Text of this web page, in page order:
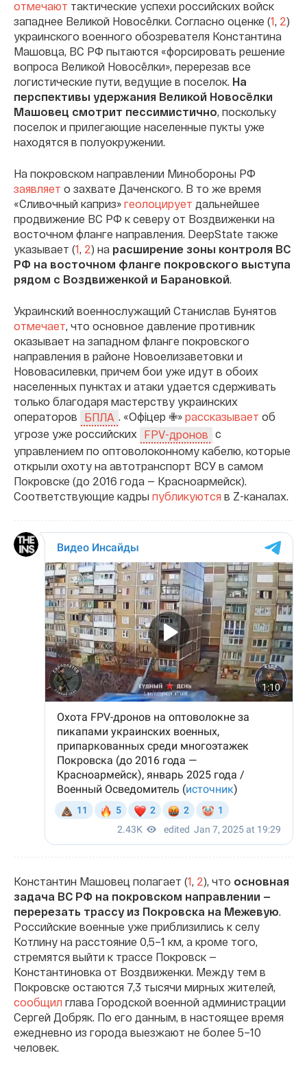
отмечают тактические успехи российских войск
западнее Великой Новосёлки. Согласно оценке (1, 2)
украинского военного обозревателя Константина
Машовца, ВС РФ пытаются «форсировать решение
вопроса Великой Новосёлки», перерезав все
логистические пути, ведущие в поселок. На
перспективы удержания Великой Новосёлки
Машовец смотрит пессимистично, поскольку
поселок и прилегающие населенные пукты уже
находятся в полуокружении.
На покровском направлении Минобороны РФ
заявляет о захвате Даченского. В то же время
«Сливочный каприз» геолоцирует дальнейшее
продвижение ВС РФ к северу от Воздвиженки на
восточном фланге направления. DeepState также
указывает (1, 2) на расширение зоны контроля ВС
РФ на восточном фланге покровского выступа
рядом с Воздвиженкой и Барановкой.
Украинский военнослужащий Станислав Бунятов
отмечает, что основное давление противник
оказывает на западном фланге покровского
направления в районе Новоелизаветовки и
Нововасилевки, причем бои уже идут в обоих
населенных пунктах и атаки удается сдерживать
только благодаря мастерству украинских
операторов
БПЛА . «Офіцер ✙» рассказывает об
угрозе уже российских
FPV-дронов с
управлением по оптоволоконному кабелю, которые
открыли охоту на автотранспорт ВСУ в самом
Покровске (до 2016 года — Красноармейск).
Соответствующие кадры публикуются в Z-каналах.
Константин Машовец полагает (1, 2), что основная
задача ВС РФ на покровском направлении —
перерезать трассу из Покровска на Межевую.
Российские военные уже приблизились к селу
Котлину на расстояние 0,5–1 км, а кроме того,
стремятся выйти к трассе Покровск —
Константиновка от Воздвиженки. Между тем в
Покровске остаются 7,3 тысячи мирных жителей,
сообщил глава Городской военной администрации
Сергей Добряк. По его данным, в настоящее время
ежедневно из города выезжают не более 5–10
человек.